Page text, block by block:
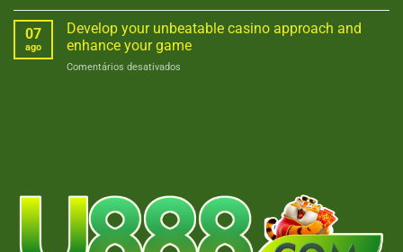
nihai
kumar
görünümünüz
Ontdek
de
rendementen:
07
ago
Develop your unbeatable casino approach and
enhance your game
Comentários desativados
game